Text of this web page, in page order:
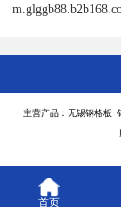
主营产品：无锡钢格板
首页